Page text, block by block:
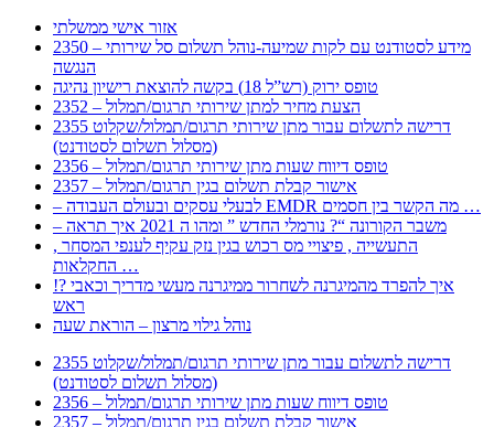
אזור אישי ממשלתי
2350 – מידע לסטודנט עם לקות שמיעה-נוהל תשלום סל שירותי
הנגשה
טופס ירוק (רש”ל 18) בקשה להוצאת רישיון נהיגה
2352 – הצעת מחיר למתן שירותי תרגום/תמלול
2355 דרישה לתשלום עבור מתן שירותי תרגום/תמלול/שקלוט
(מסלול תשלום לסטודנט)
2356 – טופס דיווח שעות מתן שירותי תרגום/תמלול
2357 – אישור קבלת תשלום בגין תרגום/תמלול
– לבעלי עסקים ובעולם העבודה EMDR מה הקשר בין חסמים …
– משבר הקורונה “? נורמלי החדש ” ומהו ה 2021 איך תראה
, התעשייה , פיצויי מס רכוש בגין נזק עקיף לענפי המסחר
החקלאות …
!? איך להפרד מהמיגרנה לשחרור ממיגרנה מעשי מדריך וכאבי
ראש
נוהל גילוי מרצון – הוראת שעה
2355 דרישה לתשלום עבור מתן שירותי תרגום/תמלול/שקלוט
(מסלול תשלום לסטודנט)
2356 – טופס דיווח שעות מתן שירותי תרגום/תמלול
2357 – אישור קבלת תשלום בגין תרגום/תמלול